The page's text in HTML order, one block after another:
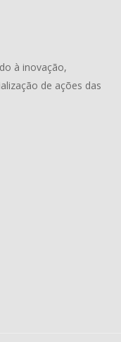
à inovação,
de ações das